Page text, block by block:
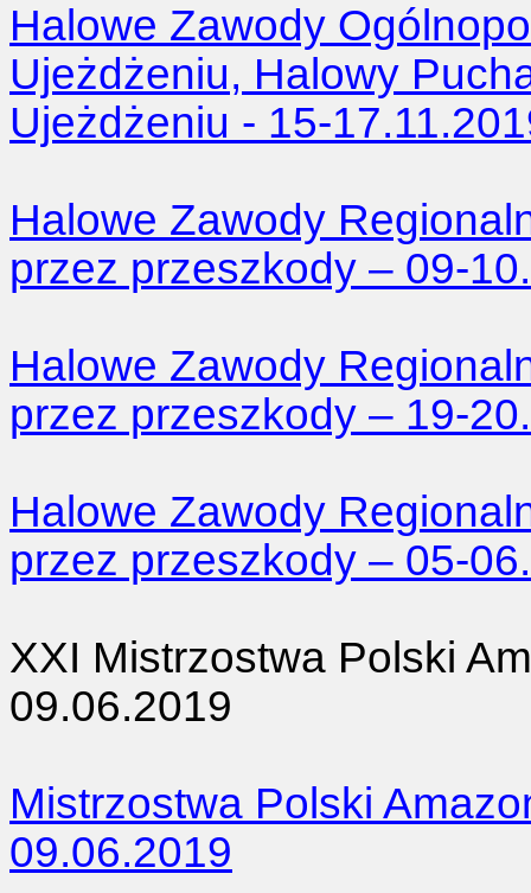
Halowe Zawody
Ujeżdżeniu, Halowy
Ujeżdżeniu - 15-
Halowe Zawody
przez przeszkody – 09-
Halowe Zawody
przez przeszkody – 19-
Halowe Zawody
przez przeszkody – 05-
XXI Mistrzostwa Polski
09.06.2019
Mistrzostwa Polski
09.06.2019